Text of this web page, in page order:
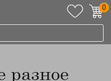
0
разное